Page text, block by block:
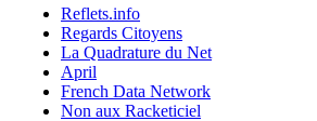
Reflets.info
Regards Citoyens
La Quadrature du Net
April
French Data Network
Non aux Racketiciel